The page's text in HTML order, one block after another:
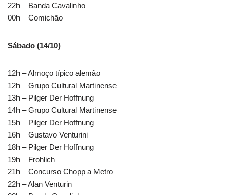
22h – Banda Cavalinho
00h – Comichão
Sábado (14/10)
12h – Almoço típico alemão
12h – Grupo Cultural Martinense
13h – Pilger Der Hoffnung
14h – Grupo Cultural Martinense
15h – Pilger Der Hoffnung
16h – Gustavo Venturini
18h – Pilger Der Hoffnung
19h – Frohlich
21h – Concurso Chopp a Metro
22h – Alan Venturin